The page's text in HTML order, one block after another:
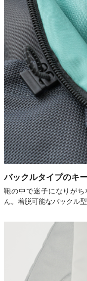
バックルタイプのキ
鞄の中で迷子になりが
ん。着脱可能なバックル